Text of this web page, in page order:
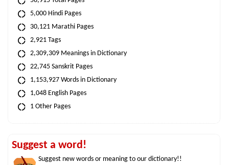
5,000 Hindi Pages
30,121 Marathi Pages
2,921 Tags
2,309,309 Meanings in Dictionary
22,745 Sanskrit Pages
1,153,927 Words in Dictionary
1,048 English Pages
1 Other Pages
Suggest a word!
Suggest new words or meaning to our dictionary!!